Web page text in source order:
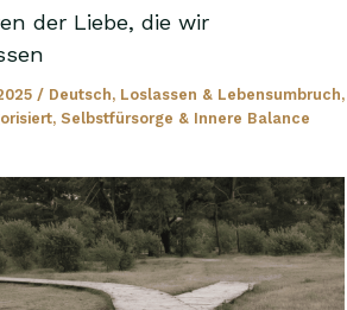
der Liebe, die wir
/ Deutsch, Loslassen & Lebensumbruch,
, Selbstfürsorge & Innere Balance